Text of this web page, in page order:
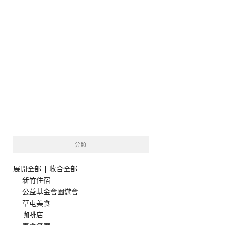
分類
展開全部 | 收合全部
新竹住宿
公益基金會園遊會
草屯美食
咖啡店